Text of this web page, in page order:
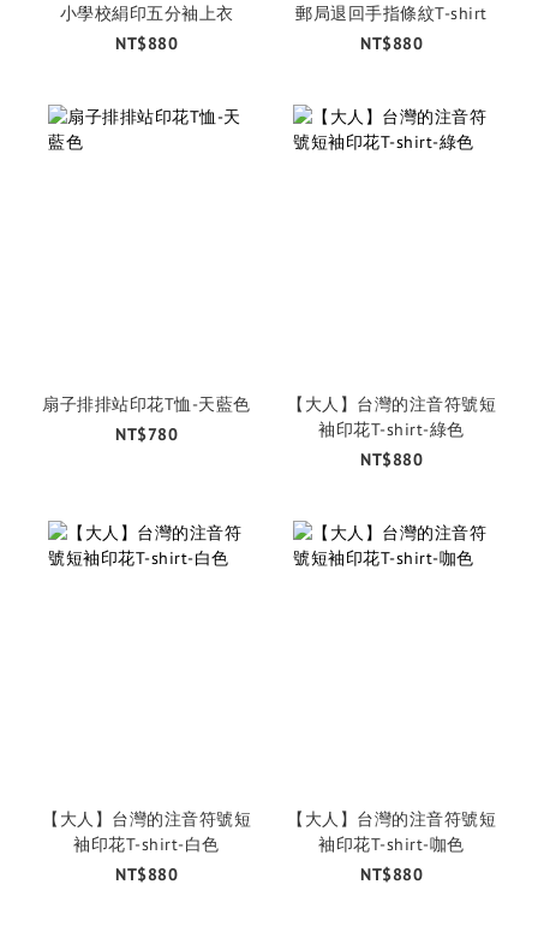
小學校絹印五分袖上衣
NT$880
郵局退回手指條紋T-shirt
NT$880
扇子排排站印花T恤-天藍色
NT$780
【大人】台灣的注音符號短
袖印花T-shirt-綠色
NT$880
【大人】台灣的注音符號短
袖印花T-shirt-白色
NT$880
【大人】台灣的注音符號短
袖印花T-shirt-咖色
NT$880